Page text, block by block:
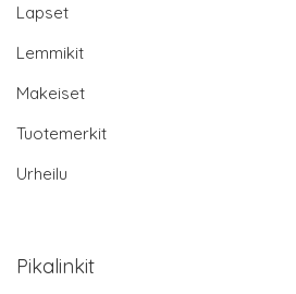
Lapset
Lemmikit
Makeiset
Tuotemerkit
Urheilu
Pikalinkit